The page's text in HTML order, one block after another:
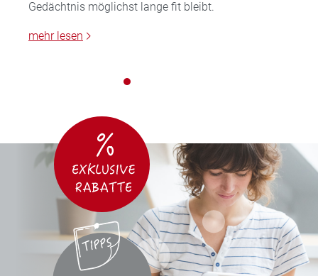
Gedächtnis möglichst lange fit bleibt.
mehr lesen